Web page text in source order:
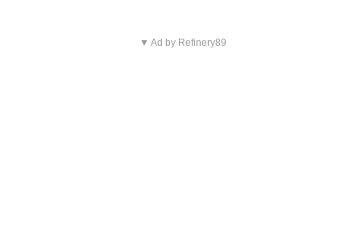
▼ Ad by Refinery89